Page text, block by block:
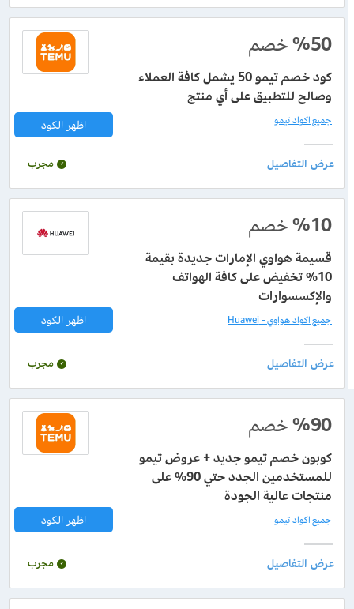
%50خصم
كود خصم تيمو 50 يشمل كافة العملاء
وصالح للتطبيق على أي منتج
اظهر الكود جميع اكواد تيمو
مجرب
%10خصم
قسيمة هواوي الإمارات جديدة بقيمة
10% تخفيض على كافة الهواتف
والإكسسوارات
اظهر الكود جميع اكواد هواوي - Huawei
مجرب
%90خصم
كوبون خصم تيمو جديد + عروض تيمو
للمستخدمين الجدد حتي 90% على
منتجات عالية الجودة
اظهر الكود جميع اكواد تيمو
مجرب